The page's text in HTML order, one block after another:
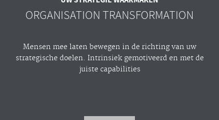
ORGANISATION TRANSFORMATION
Mensen mee laten bewegen in de richting van uw
strategische doelen. Intrinsiek gemotiveerd en met de
juiste capabilities